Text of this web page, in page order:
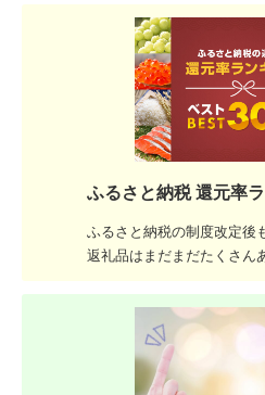
ふるさと納税 還元率
ふるさと納税の制度改定後
返礼品はまだまだたくさん